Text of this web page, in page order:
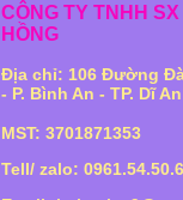
CÔNG TY TNHH
HỒNG
Địa chỉ: 106 Đường
- P. Bình An - TP. Dĩ
MST: 3701871353
Tell/ zalo: